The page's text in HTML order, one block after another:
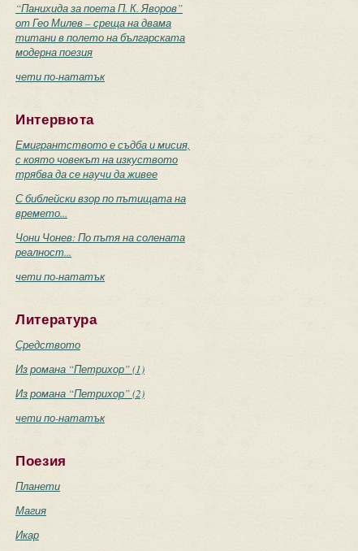
“Панихида за поета П. К. Яворов”
от Гео Милев – среща на двама
титани в полето на българската
модерна поезия
чети по-нататък
Интервюта
Емигрантството е съдба и мисия,
с която човекът на изкуството
трябва да се научи да живее
С библейски взор по пътищата на
времето...
Чони Чонев: По пътя на солената
реалност...
чети по-нататък
Литература
Средството
Из романа “Петрихор” (1)
Из романа “Петрихор” (2)
чети по-нататък
Поезия
Планети
Магия
Икар